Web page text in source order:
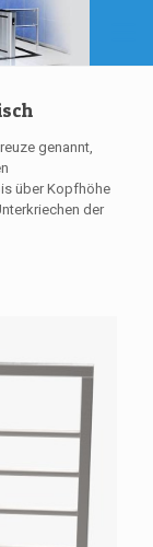
genannt,
über Kopfhöhe
der